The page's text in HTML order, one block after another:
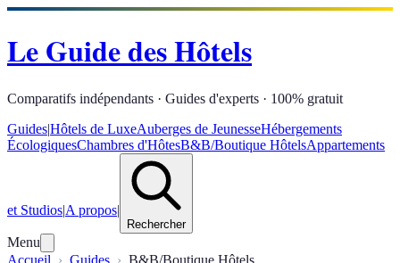
Le Guide des Hôtels
Comparatifs indépendants · Guides d'experts · 100% gratuit
Guides|Hôtels de LuxeAuberges de JeunesseHébergements
ÉcologiquesChambres d'HôtesB&B/Boutique HôtelsAppartements
et Studios|A propos|
Rechercher
Menu
Accueil
Guides
B&B/Boutique Hôtels